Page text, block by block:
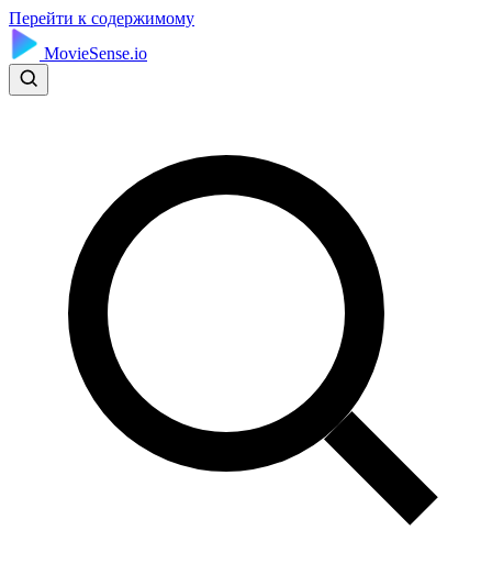
Перейти к содержимому
MovieSense.io